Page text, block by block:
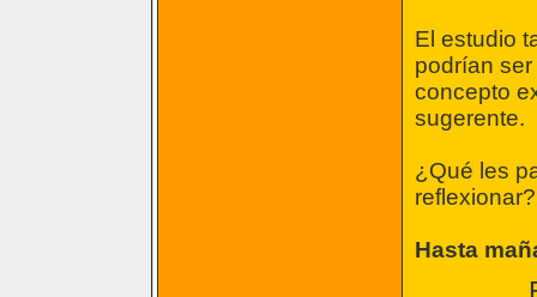
El estudio
podrían
concepto
sugerente.
¿Qué les
reflexionar?
Hasta